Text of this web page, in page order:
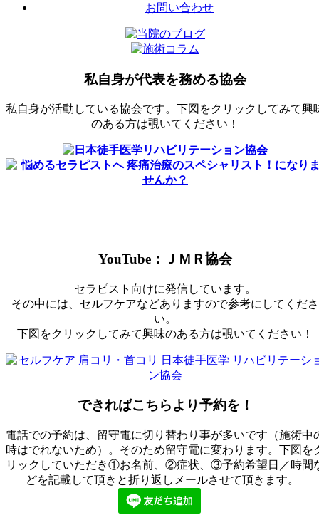
お問い合わせ
私自身が代表を務める協会
私自身が活動している協会です。下図をクリックしてみて興
のある方は覗いてください！
YouTube：ＪＭＲ協会
セラピスト向けに発信しています。
その中には、セルフケアなどありますので参考にしてくださ
い。
下図をクリックしてみて興味のある方は覗いてください！
できればこちらより予約を！
電話での予約は、留守電に切り替わり事が多いです（施術中
時はでれないため）。そのため留守電に変わります。下図を
リックしていただき①お名前、②症状、③予約希望日／時間
どを記載して頂きと折り返しメールさせて頂きます。